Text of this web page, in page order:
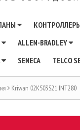
ALLEN-BRADLEY
SENECA TELCO
Kriwan 02K503S21 INT280